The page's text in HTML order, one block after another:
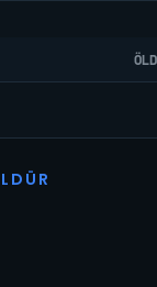
L D Ü R